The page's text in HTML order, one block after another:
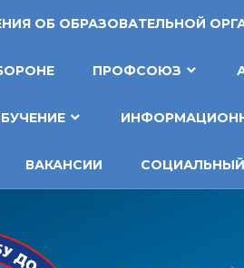
ОБ ОБРАЗОВАТЕЛЬНОЙ
ПРОФСОЮЗ
ВАКАНСИИ СОЦИАЛЬНЫЙ